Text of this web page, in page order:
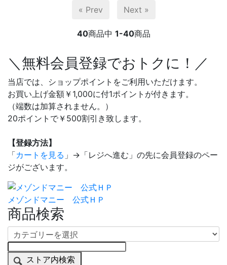
« Prev Next »
40商品中 1-40商品
＼無料会員登録でおトクに！／
当店では、ショップポイントをご利用いただけます。
お買い上げ金額￥1,000に付1ポイントが付きます。
（端数は加算されません。）
20ポイントで￥500割引き致します。
【登録方法】
「カートを見る 」→「レジへ進む」の先に会員登録のペー
ジがございます。
メゾンドマニー 公式ＨＰ
商品検索
ストア内検索